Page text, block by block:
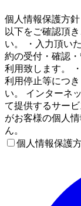
個人情報保護方針
以下をご確認頂
い。 ・入力頂い
約の受付・確認
利用致します。
利用停止等につ
い。 インターネ
て提供するサー
がお客様の個人
ん。
個人情報保護